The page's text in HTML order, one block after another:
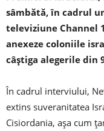
sâmbătă, în cadrul
televiziune Channel
anexeze coloniile
câştiga alegerile din
În cadrul interviului,
extins suveranitatea
Cisiordania, aşa cum